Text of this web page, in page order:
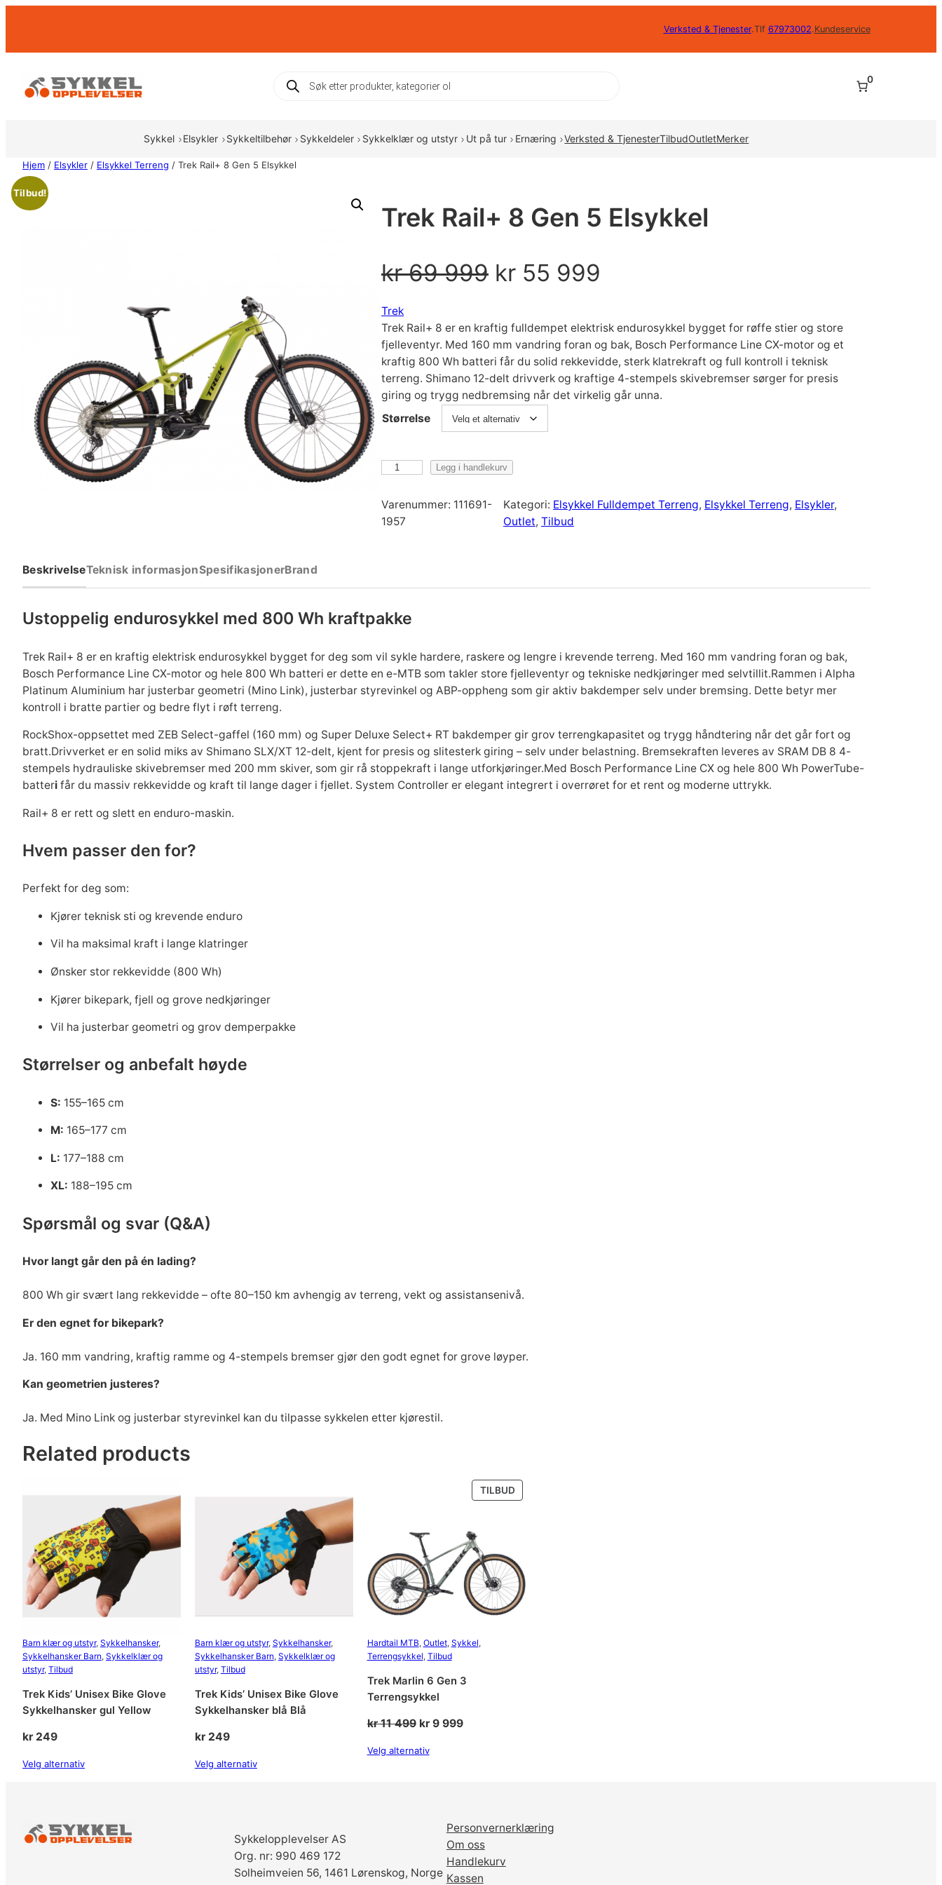
Verksted & Tjenester.Tlf 67973002.Kundeservice
Products
search
0
Sykkel Elsykler Sykkeltilbehør Sykkeldeler Sykkelklær og utstyr Ut på tur Ernæring Verksted & TjenesterTilbudOutletMerker
Hjem / Elsykler / Elsykkel Terreng / Trek Rail+ 8 Gen 5 Elsykkel
Tilbud!
Trek Rail+ 8 Gen 5 Elsykkel
kr69 999 O
p
r
i
n
n
e
p
i
s
kr 55 999
v
æ
n
i
e
r
Trek
Trek Rail+ 8 er en kraftig fulldempet elektrisk endurosykkel bygget for røffe stier og store
fjelleventyr. Med 160 mm vandring foran og bak, Bosch Performance Line CX-motor og et
kraftig 800 Wh batteri får du solid rekkevidde, sterk klatrekraft og full kontroll i teknisk
terreng. Shimano 12-delt drivverk og kraftige 4-stempels skivebremser sørger for presis
giring og trygg nedbremsing når det virkelig går unna.
Størrelse
e
k
l
8
e
n
5
s
y
k
k
Legg i handlekurv
Varenummer: 111691-
1957
Kategori: Elsykkel Fulldempet Terreng, Elsykkel Terreng, Elsykler
Outlet, Tilbud
BeskrivelseTeknisk informasjonSpesifikasjonerBrand
Ustoppelig endurosykkel med 800 Wh kraftpakke
Trek Rail+ 8 er en kraftig elektrisk endurosykkel bygget for deg som vil sykle hardere, raskere og lengre i krevende terreng. Med 160 mm vandring foran og bak,
Bosch Performance Line CX-motor og hele 800 Wh batteri er dette en e-MTB som takler store fjelleventyr og tekniske nedkjøringer med selvtillit.Rammen i Alpha
Platinum Aluminium har justerbar geometri (Mino Link), justerbar styrevinkel og ABP-oppheng som gir aktiv bakdemper selv under bremsing. Dette betyr mer
kontroll i bratte partier og bedre flyt i røft terreng.
RockShox-oppsettet med ZEB Select-gaffel (160 mm) og Super Deluxe Select+ RT bakdemper gir grov terrengkapasitet og trygg håndtering når det går fort og
bratt.Drivverket er en solid miks av Shimano SLX/XT 12-delt, kjent for presis og slitesterk giring – selv under belastning. Bremsekraften leveres av SRAM DB 8 4-
stempels hydrauliske skivebremser med 200 mm skiver, som gir rå stoppekraft i lange utforkjøringer.Med Bosch Performance Line CX og hele 800 Wh PowerTube-
batteri får du massiv rekkevidde og kraft til lange dager i fjellet. System Controller er elegant integrert i overrøret for et rent og moderne uttrykk.
Rail+ 8 er rett og slett en enduro-maskin.
Hvem passer den for?
Perfekt for deg som:
Kjører teknisk sti og krevende enduro
Vil ha maksimal kraft i lange klatringer
Ønsker stor rekkevidde (800 Wh)
Kjører bikepark, fjell og grove nedkjøringer
Vil ha justerbar geometri og grov demperpakke
Størrelser og anbefalt høyde
S: 155–165 cm
M: 165–177 cm
L: 177–188 cm
XL: 188–195 cm
Spørsmål og svar (Q&A)
Hvor langt går den på én lading?
800 Wh gir svært lang rekkevidde – ofte 80–150 km avhengig av terreng, vekt og assistansenivå.
Er den egnet for bikepark?
Ja. 160 mm vandring, kraftig ramme og 4-stempels bremser gjør den godt egnet for grove løyper.
Kan geometrien justeres?
Ja. Med Mino Link og justerbar styrevinkel kan du tilpasse sykkelen etter kjørestil.
Related products
Barn klær og utstyr, Sykkelhansker
Sykkelhansker Barn, Sykkelklær og
utstyr, Tilbud
Trek Kids’ Unisex Bike Glove
Sykkelhansker gul Yellow
kr 249
Velg alternativ
Barn klær og utstyr, Sykkelhansker
Sykkelhansker Barn, Sykkelklær og
utstyr, Tilbud
Trek Kids’ Unisex Bike Glove
Sykkelhansker blå Blå
kr249
Velg alternativ
TILBUDPRODUKT
PÅ
Hardtail MTB, Outlet, Sykkel
Terrengsykkel, Tilbud
Trek Marlin 6 Gen 3
Terrengsykkel
kr11 499 Opprinnelig
var:
kr9 999Nåværende
Velg alternativ
Sykkelopplevelser AS
Org. nr: 990 469 172
Solheimveien 56, 1461 Lørenskog, Norge
Personvernerklæring
Om oss
Handlekurv
Kassen